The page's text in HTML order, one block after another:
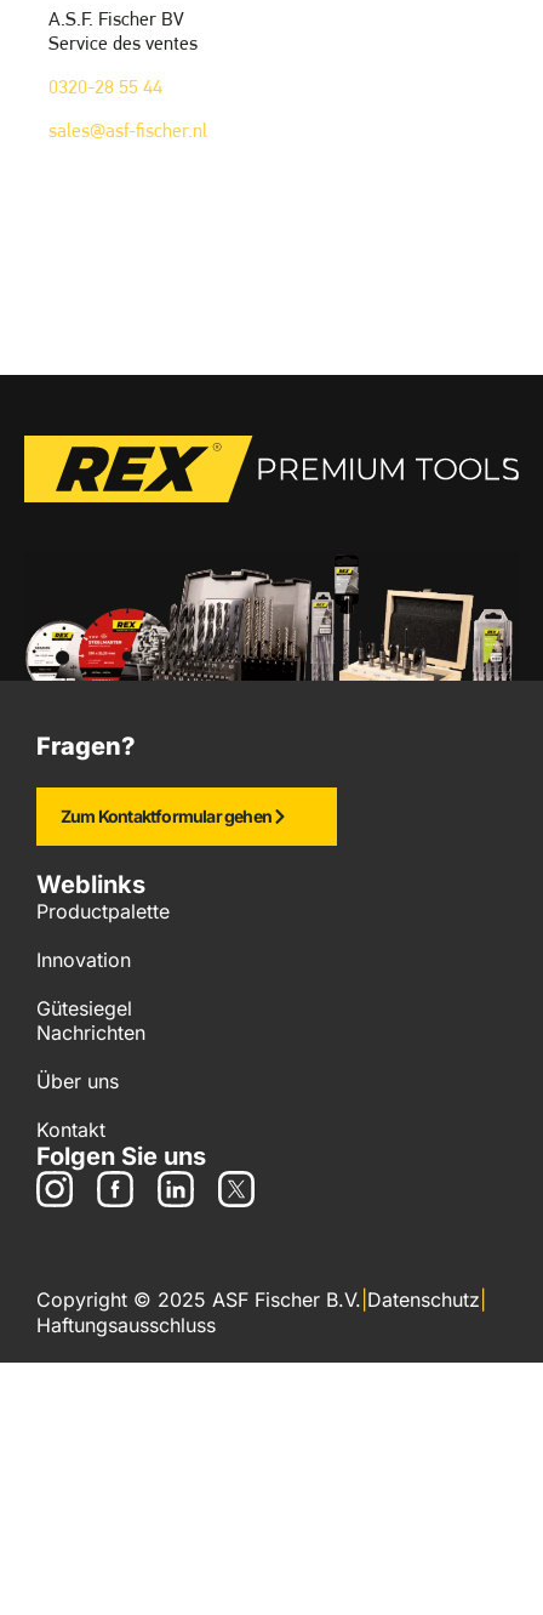
A.S.F. Fischer BV
Service des ventes
0320-28 55 44
sales@asf-fischer.nl
Fragen?
Zum Kontaktformular gehen
Weblinks
Productpalette
Innovation
Gütesiegel
Nachrichten
Über uns
Kontakt
Folgen Sie uns
Copyright © 2025 ASF Fischer B.V. Datenschutz
Haftungsausschluss